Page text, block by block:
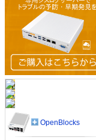
OpenBlocks